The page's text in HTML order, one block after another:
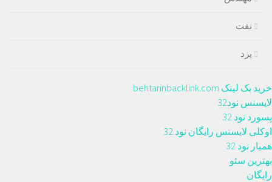
نفت
یزد
خرید بک لینک behtarinbacklink.com
لایسنس نود32
پسورد نود 32
اوکلی لایسنس رایگان نود 32
همیار نود 32
بهترین سئو
رایگان